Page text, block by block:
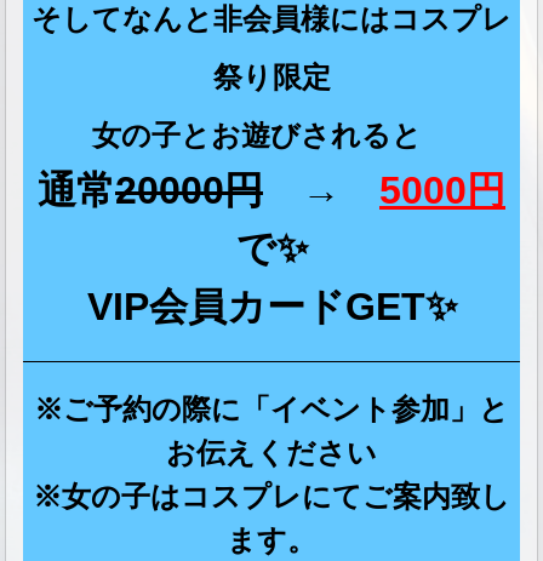
そしてなんと非会員様にはコスプレ
祭り限定
女の子とお遊びされると
通常20000円 → 5000円
で✨
VIP会員カードGET✨
※ご予約の際に「イベント参加」と
お伝えください
※女の子はコスプレにてご案内致し
ます。